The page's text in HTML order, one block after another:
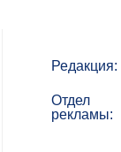
Редакция:
Отдел
рекламы: